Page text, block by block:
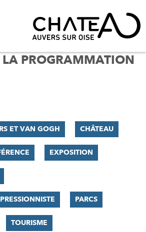
LA PROGRAMMATION
ET VAN GOGH CHÂTEAU
EXPOSITION
PARCS
TOURISME